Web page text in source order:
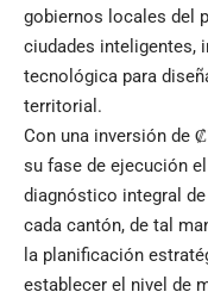
gobiernos locales del
ciudades inteligentes,
tecnológica para
territorial.
Con una inversión de
su fase de ejecución
diagnóstico integral
cada cantón, de tal
la planificación
establecer el nivel de